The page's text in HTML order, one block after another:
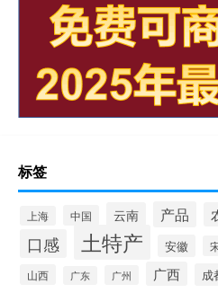
标签
上海 中国 云南 产品
口感 土特产 安徽
山西 广东 广州 广西 成